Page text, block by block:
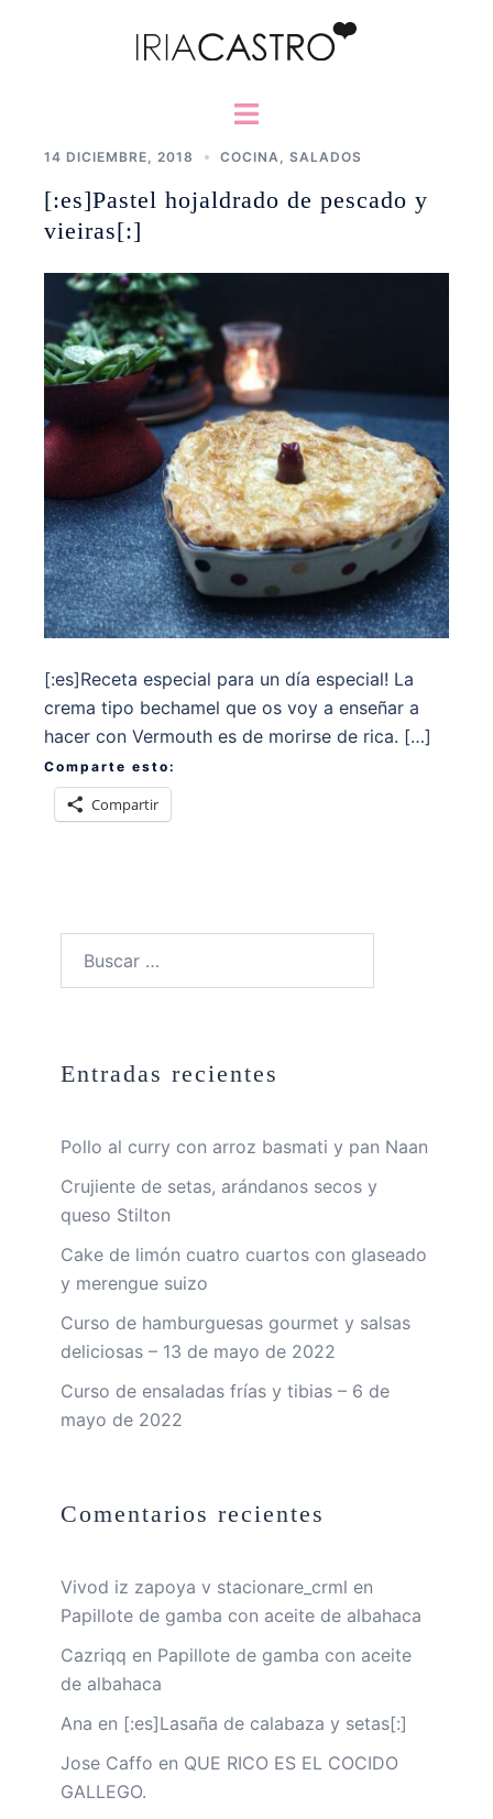
Alternar
14 DICIEMBRE, 2018 COCINA SALADOS
[:es]Pastel hojaldrado de pescado y
vieiras[:]
[:es]Receta especial para un día especial! La
crema tipo bechamel que os voy a enseñar a
hacer con Vermouth es de morirse de rica. […]
Comparte esto:
Compartir
Entradas recientes
Pollo al curry con arroz basmati y pan Naan
Crujiente de setas, arándanos secos y
queso Stilton
Cake de limón cuatro cuartos con glaseado
y merengue suizo
Curso de hamburguesas gourmet y salsas
deliciosas – 13 de mayo de 2022
Curso de ensaladas frías y tibias – 6 de
mayo de 2022
Comentarios recientes
Vivod iz zapoya v stacionare_crml en
Papillote de gamba con aceite de albahaca
Cazriqq en Papillote de gamba con aceite
de albahaca
Ana en [:es]Lasaña de calabaza y setas[:]
Jose Caffo en QUE RICO ES EL COCIDO
GALLEGO.